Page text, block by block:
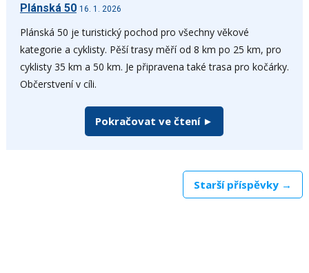
Plánská 50 16. 1. 2026
Plánská 50 je turistický pochod pro všechny věkové
kategorie a cyklisty. Pěší trasy měří od 8 km po 25 km, pro
cyklisty 35 km a 50 km. Je připravena také trasa pro kočárky.
Občerstvení v cíli.
Pokračovat ve čtení ►
Starší příspěvky →